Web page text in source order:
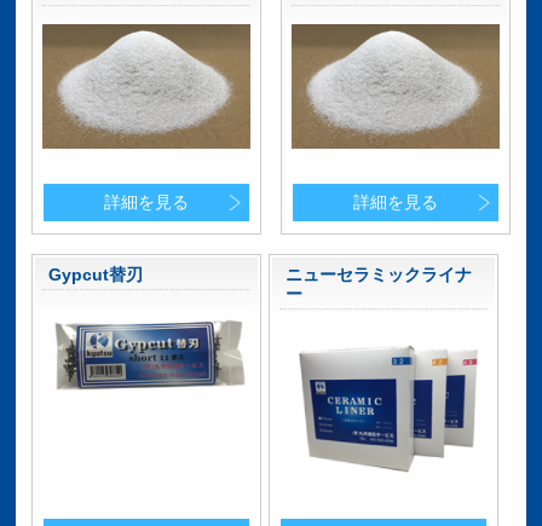
詳細を見る 詳細を見る
Gypcut替刃
ニューセラミックライナ
ー